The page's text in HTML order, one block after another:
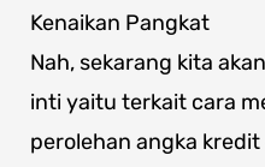
Kenaikan Pangkat
Nah, sekarang kita
inti yaitu terkait cara
perolehan angka